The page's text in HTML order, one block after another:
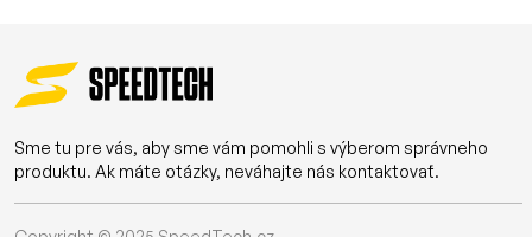
Sme tu pre vás, aby sme vám pomohli s výberom správneho
produktu. Ak máte otázky, neváhajte nás kontaktovať.